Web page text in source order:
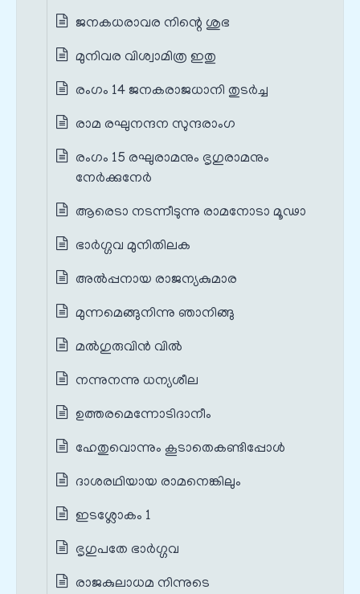
ജനകധരാവര നിന്റെ ശുഭ
മുനിവര വിശ്വാമിത്ര ഇതു
രംഗം 14 ജനകരാജധാനി തുടർച്ച
രാമ രഘുനന്ദന സുന്ദരാംഗ
രംഗം 15 രഘുരാമനും ഭൃഗുരാമനും
നേർക്കുനേർ
ആരെടാ നടന്നീടുന്നു രാമനോടാ മൂഢാ
ഭാര്‍ഗ്ഗവ മുനിതിലക
അൽപ്പനായ രാജന്യകുമാര
മുന്നമെങ്ങുനിന്നു ഞാനിങ്ങു
മല്‍ഗുരുവിന്‍ വില്‍
നന്നുനന്നു ധന്യശീല
ഉത്തരമെന്നോടിദാനീം
ഹേതുവൊന്നും കൂടാതെകണ്ടിപ്പോള്‍
ദാശരഥിയായ രാമനെങ്കിലും
ഇടശ്ലോകം 1
ഭൃഗുപതേ ഭാര്‍ഗ്ഗവ
രാജകുലാധമ നിന്നുടെ